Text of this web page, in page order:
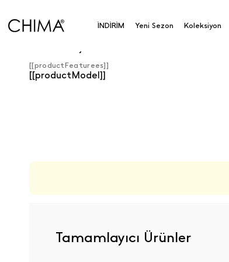
İNDİRİM Yeni Sezon Koleksiyon
[[productFeaturees]]
[[productModel]]
Tamamlayıcı Ürünler